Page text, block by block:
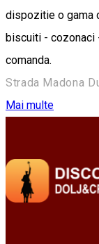
dispozitie o gama
biscuiti - cozonaci
comanda.
Strada Madona
Mai multe